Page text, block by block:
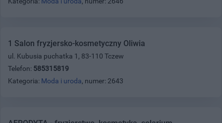
1 Salon fryzjersko-kosmetyczny Oliwia
ul. Kubusia puchatka 1, 83-110 Tczew
Telefon: 585315819
Kategoria: Moda i uroda, numer: 2643